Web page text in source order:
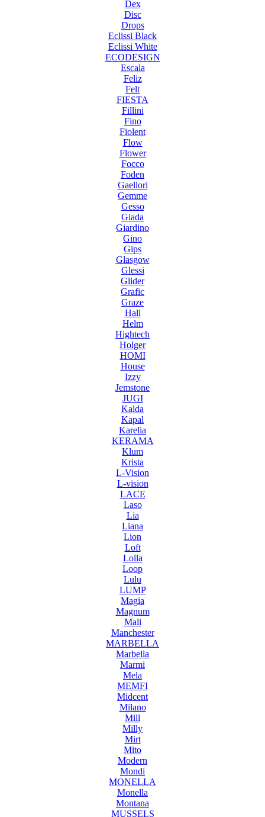
Dex
Disc
Drops
Eclissi Black
Eclissi White
ECODESIGN
Escala
Feliz
Felt
FIESTA
Fillini
Fino
Fiolent
Flow
Flower
Focco
Foden
Gaellori
Gemme
Gesso
Giada
Giardino
Gino
Gips
Glasgow
Glessi
Glider
Grafic
Graze
Hall
Helm
Hightech
Holger
HOMI
House
Izzy
Jemstone
JUGI
Kalda
Kapal
Karelia
KERAMA
Klum
Krista
L-Vision
L-vision
LACE
Laso
Lia
Liana
Lion
Loft
Lolla
Loop
Lulu
LUMP
Magia
Magnum
Mali
Manchester
MARBELLA
Marbella
Marmi
Mela
MEMFI
Midcent
Milano
Mill
Milly
Mirt
Mito
Modern
Mondi
MONELLA
Monella
Montana
MUSSELS